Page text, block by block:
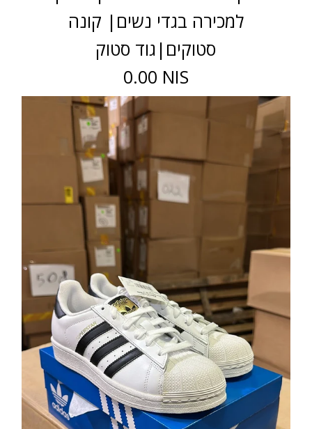
למכירה בגדי נשים| קונה
סטוקים|גוד סטוק
0.00 NIS